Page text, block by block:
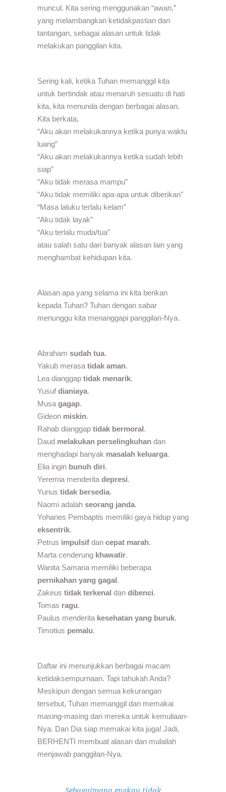
muncul. Kita sering menggunakan “awan,”
yang melambangkan ketidakpastian dan
tantangan, sebagai alasan untuk tidak
melakukan panggilan kita.
Sering kali, ketika Tuhan memanggil kita
untuk bertindak atau menaruh sesuatu di hati
kita, kita menunda dengan berbagai alasan.
Kita berkata,
“Aku akan melakukannya ketika punya waktu
luang”
“Aku akan melakukannya ketika sudah lebih
siap”
“Aku tidak merasa mampu”
“Aku tidak memiliki apa-apa untuk diberikan”
“Masa laluku terlalu kelam”
“Aku tidak layak”
“Aku terlalu muda/tua”
atau salah satu dari banyak alasan lain yang
menghambat kehidupan kita.
Alasan apa yang selama ini kita berikan
kepada Tuhan? Tuhan dengan sabar
menunggu kita menanggapi panggilan-Nya.
Abraham sudah tua.
Yakub merasa tidak aman.
Lea dianggap tidak menarik.
Yusuf dianiaya.
Musa gagap.
Gideon miskin.
Rahab dianggap tidak bermoral.
Daud melakukan perselingkuhan dan
menghadapi banyak masalah keluarga.
Elia ingin bunuh diri.
Yeremia menderita depresi.
Yunus tidak bersedia.
Naomi adalah seorang janda.
Yohanes Pembaptis memiliki gaya hidup yang
eksentrik.
Petrus impulsif dan cepat marah.
Marta cenderung khawatir.
Wanita Samaria memiliki beberapa
pernikahan yang gagal.
Zakeus tidak terkenal dan dibenci.
Tomas ragu.
Paulus menderita kesehatan yang buruk.
Timotius pemalu.
Daftar ini menunjukkan berbagai macam
ketidaksempurnaan. Tapi tahukah Anda?
Meskipun dengan semua kekurangan
tersebut, Tuhan memanggil dan memakai
masing-masing dari mereka untuk kemuliaan-
Nya. Dan Dia siap memakai kita juga! Jadi,
BERHENTI membuat alasan dan mulailah
menjawab panggilan-Nya.